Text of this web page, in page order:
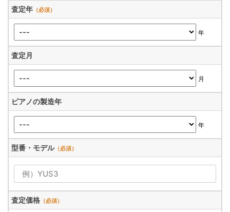
査定年 （必須）
年
査定月
月
ピアノの製造年
年
型番・モデル（必須）
査定価格 （必須）